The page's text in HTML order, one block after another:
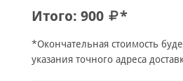
Итого: 900 *
*Окончательная стоимость
указания точного адреса